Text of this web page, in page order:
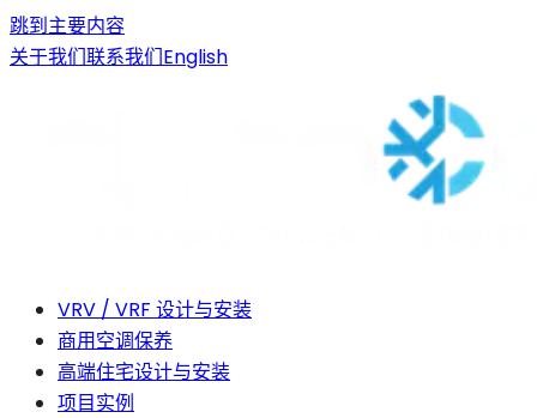
跳到主要内容
关于我们联系我们English
VRV / VRF 设计与安装
商用空调保养
高端住宅设计与安装
项目实例